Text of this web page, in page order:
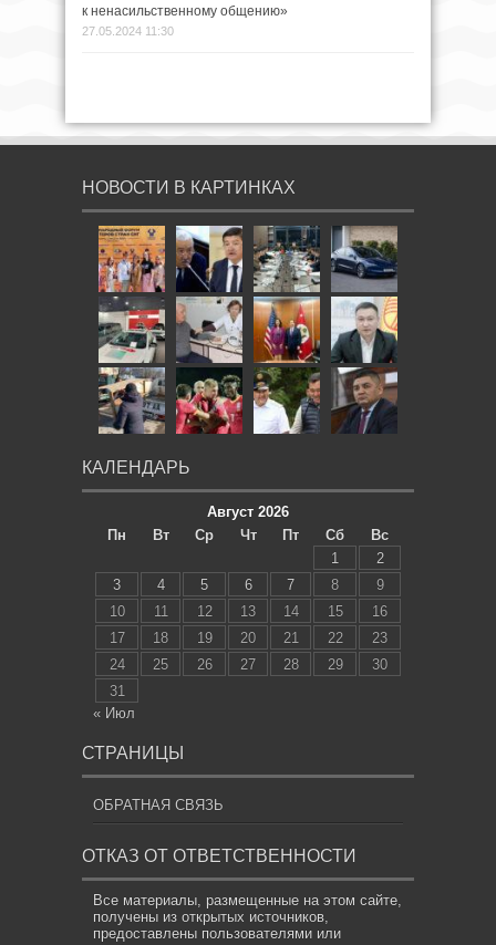
к ненасильственному общению»
27.05.2024 11:30
НОВОСТИ В КАРТИНКАХ
КАЛЕНДАРЬ
Август 2026
Пн
Вт Ср Чт Пт Сб
Вс
1
2
3
4 5 6 7 8
9
10
11 12 13 14 15
16
17
18 19 20 21 22
23
24
25 26 27 28 29
30
31
« Июл
СТРАНИЦЫ
ОБРАТНАЯ СВЯЗЬ
ОТКАЗ ОТ ОТВЕТСТВЕННОСТИ
Все материалы, размещенные на этом сайте,
получены из открытых источников,
предоставлены пользователями или